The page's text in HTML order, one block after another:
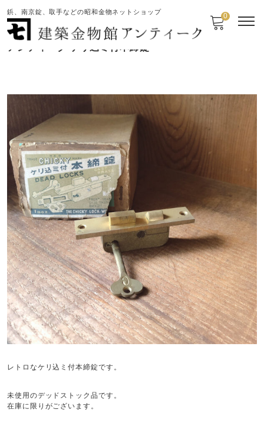
鋲、南京錠、取手などの昭和金物ネットショップ 0
アンティーク ケリ込ミ付本締錠
レトロなケリ込ミ付本締錠です。
未使用のデッドストック品です。
在庫に限りがございます。